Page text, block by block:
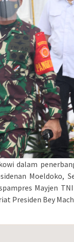
dalam
Moeldoko,
Mayjen
Presiden Bey